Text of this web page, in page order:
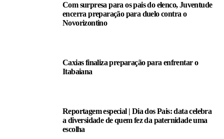
Com surpresa para os pais do elenco, Juventude
encerra preparação para duelo contra o
Novorizontino
Caxias finaliza preparação para enfrentar o
Itabaiana
Reportagem especial | Dia dos Pais: data celebra
a diversidade de quem fez da paternidade uma
escolha